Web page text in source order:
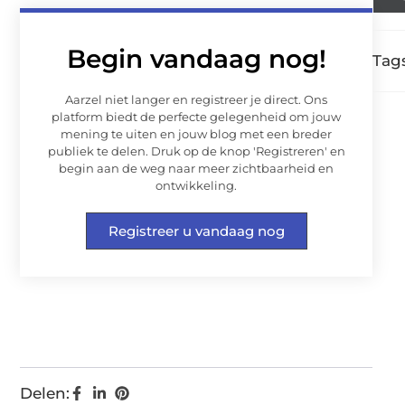
Begin vandaag nog!
Aarzel niet langer en registreer je direct. Ons
platform biedt de perfecte gelegenheid om jouw
mening te uiten en jouw blog met een breder
publiek te delen. Druk op de knop 'Registreren' en
begin aan de weg naar meer zichtbaarheid en
ontwikkeling.
Registreer u vandaag nog
Delen: